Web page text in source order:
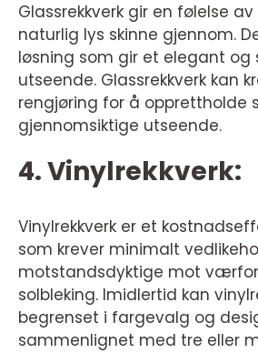
Glassrekkverk gir en følelse
naturlig lys skinne gjennom.
løsning som gir et elegant og
utseende. Glassrekkverk kan
rengjøring for å opprettholde
gjennomsiktige utseende.
4. Vinylrekkverk:
Vinylrekkverk er et
som krever minimalt
motstandsdyktige mot
solbleking. Imidlertid kan
begrenset i fargevalg og
sammenlignet med tre eller